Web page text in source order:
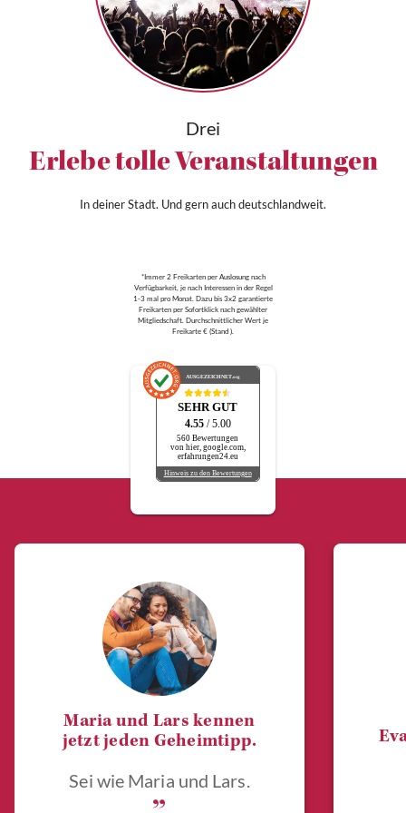
Drei
Erlebe tolle Veranstaltungen
In deiner Stadt. Und gern auch deutschlandweit.
*Immer 2 Freikarten per Auslosung nach
Verfügbarkeit, je nach Interessen in der Regel
1-3 mal pro Monat. Dazu bis 3x2 garantierte
Freikarten per Sofortklick nach gewählter
Mitgliedschaft. Durchschnittlicher Wert je
Freikarte € (Stand ).
AUSGEZEICHNET.org
SEHR GUT
4.55 / 5.00
560 Bewertungen
von hier, google.com,
erfahrungen24.eu
Hinweis zu den Bewertungen
Maria und Lars kennen
jetzt jeden Geheimtipp.
Sei wie Maria und Lars.
„